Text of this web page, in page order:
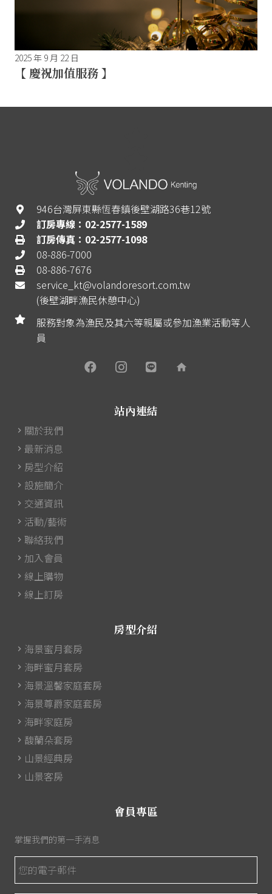
2025 年 9 月 22 日
【 慶祝加值服務 】
946台灣屏東縣恆春鎮後壁湖路36巷12號
訂房專線：02-2577-1589
訂房傳真：02-2577-1098
08-886-7000
08-886-7676
service_kt@volandoresort.com.tw
(後壁湖畔漁民休憩中心)
服務對象為漁民及其六等親屬或參加漁業活動等人
員
home
站內連結
關於我們
最新消息
房型介紹
設施簡介
交通資訊
活動/藝術
聯絡我們
加入會員
線上購物
線上訂房
房型介紹
海景蜜月套房
海畔蜜月套房
海景溫馨家庭套房
海景尊爵家庭套房
海畔家庭房
馥蘭朵套房
山景經典房
山景客房
會員專區
掌握我們的第一手消息